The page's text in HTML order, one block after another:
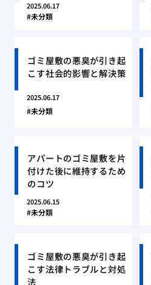
2025.06.17
未分類
ゴミ屋敷の悪臭が引き起
こす社会的影響と解決策
2025.06.17
未分類
アパートのゴミ屋敷を片
付けた後に維持するため
のコツ
2025.06.15
未分類
ゴミ屋敷の悪臭が引き起
こす法律トラブルと対処
法